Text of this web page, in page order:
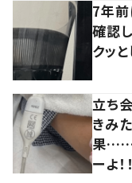
7年
確認
クッ
立ち
きみ
果……
ーよ！